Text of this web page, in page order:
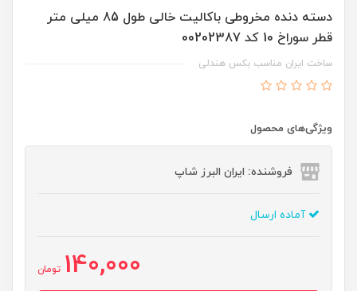
دسته دنده مخروطی باکالیت خالی طول 85 میلی متر
قطر سوراخ 10 کد 00202387
ساخت ایران مناسب بکس هندلی
ویژگی‌های محصول
فروشنده: ایران البرز شاپ
آماده ارسال
140,000 تومان